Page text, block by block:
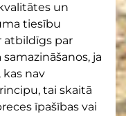
un
tiesību
atbildīgs par
ja
nav
tai skaitā
īpašības vai